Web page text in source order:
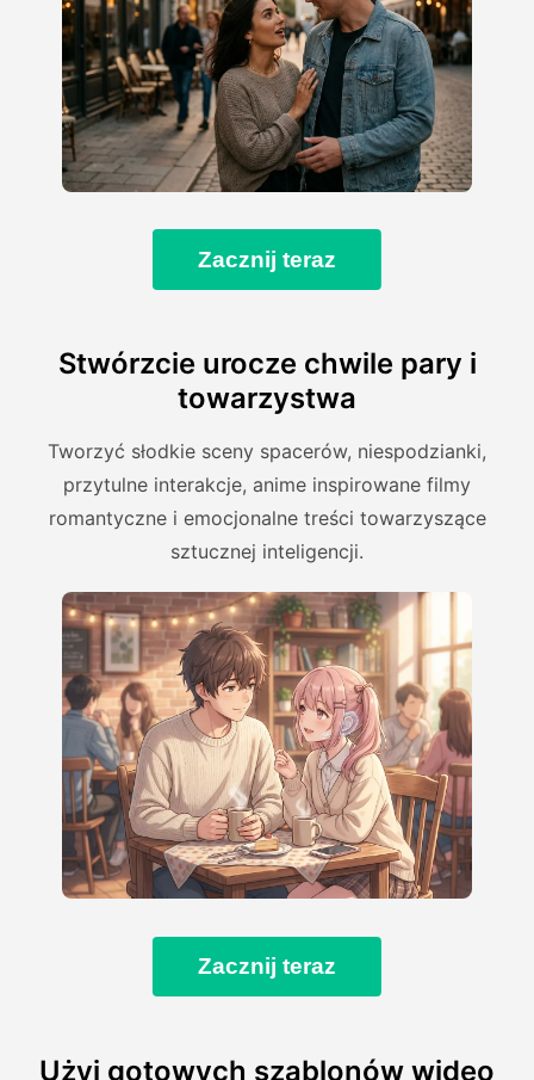
Zacznij teraz
Stwórzcie urocze chwile pary i
towarzystwa
Tworzyć słodkie sceny spacerów, niespodzianki,
przytulne interakcje, anime inspirowane filmy
romantyczne i emocjonalne treści towarzyszące
sztucznej inteligencji.
Zacznij teraz
Użyj gotowych szablonów wideo